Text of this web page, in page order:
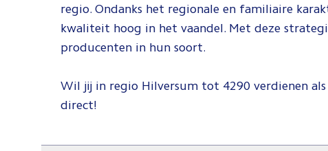
regio. Ondanks het regionale en familiaire
kwaliteit hoog in het vaandel. Met deze
producenten in hun soort.
Wil jij in regio Hilversum tot 4290 verdienen
direct!